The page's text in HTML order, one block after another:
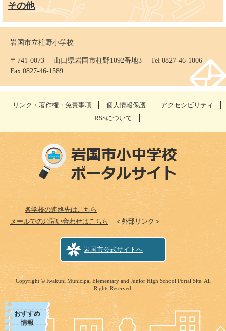
その他
岩国市立柱野小学校
〒741-0073 山口県岩国市柱野1092番地3 Tel 0827-46-1006
Fax 0827-46-1589
リンク・著作権・免責事項 個人情報保護
アクセシビリティ
RSSについて
各学校の連絡先はこちら
メールでのお問い合わせはこちら
＜外部リンク＞
岩国市公式サイトへ
Copyright © Iwakuni Municipal Elementary and Junior High School Portal Site. All
Rights Reserved.
おすすめ
情報